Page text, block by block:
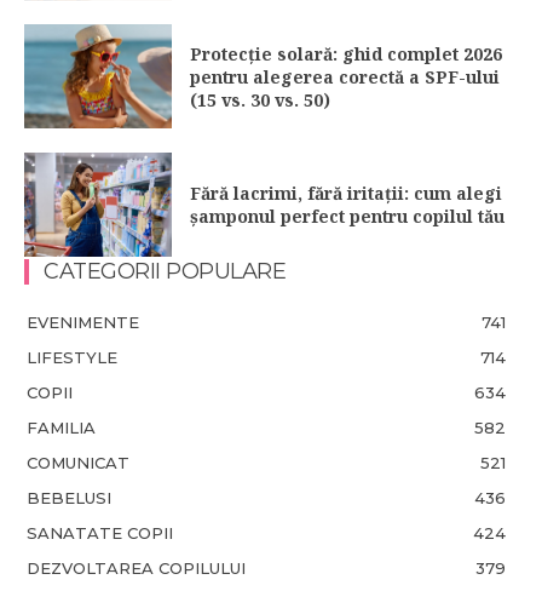
Protecție solară: ghid complet 2026
pentru alegerea corectă a SPF-ului
(15 vs. 30 vs. 50)
Fără lacrimi, fără iritații: cum alegi
șamponul perfect pentru copilul tău
CATEGORII POPULARE
EVENIMENTE
741
LIFESTYLE
714
COPII
634
FAMILIA
582
COMUNICAT
521
BEBELUSI
436
SANATATE COPII
424
DEZVOLTAREA COPILULUI
379